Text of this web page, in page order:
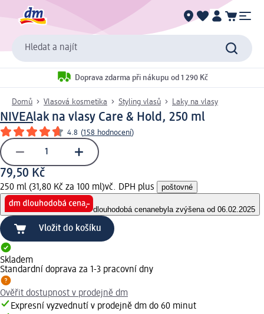
Hledat a najít
Doprava zdarma při nákupu od 1 290 Kč
Domů Vlasová kosmetika Styling vlasů Laky na vlasy
NIVEAlak na vlasy Care & Hold, 250 ml
4.8 (158 hodnocení)
79,50 Kč
250 ml (31,80 Kč za 100 ml)vč. DPH plus poštovné
dlouhodobá cenanebyla zvýšena od 06.02.2025
Vložit do košíku
Skladem
Standardní doprava za 1-3 pracovní dny
Ověřit dostupnost v prodejně dm
Expresní vyzvednutí v prodejně dm do 60 minut